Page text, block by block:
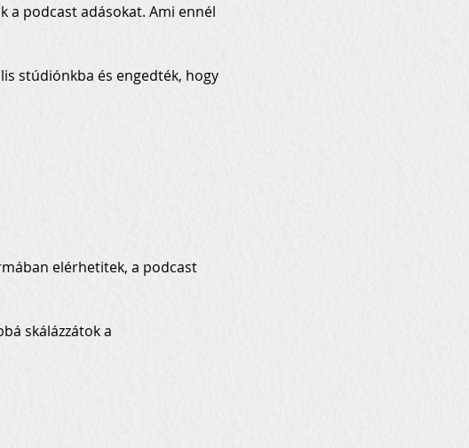
a podcast adásokat. Ami ennél
stúdiónkba és engedték, hogy
elérhetitek, a podcast
skálázzátok a